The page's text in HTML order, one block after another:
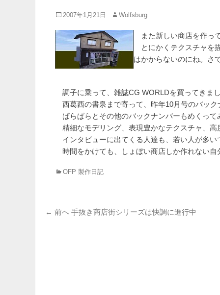
投
日
2007年1月21日
投
者
Wolfsburg
また新しい商店を作っ
とにかくテクスチャを
はかからないのにね。さ
調子に乗って、雑誌CG WORLDを買ってきまし
西葛西の書泉まで寄って、昨年10月号のバッ
ぱらぱらとその他のバックナンバーもめくって
精細なモデリング、表現豊かなテクスチャ、高
インタビューに出てくる人達も、若い人が多い
時間をかけても、しょぼい商店しか作れない自
カ
ー
OFP 製作日記
投
← 前へ 前
手抜き商店街シリーズは快調に進行中